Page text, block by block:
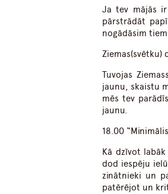
Ja tev mājās
pārstrādāt
nogādāsim
Ziemas(svētku)
Tuvojas
jaunu, skaistu
mēs tev
jaunu.
18.00
Kā dzīvot
dod iespēju
zinātnieki un
patērējot un